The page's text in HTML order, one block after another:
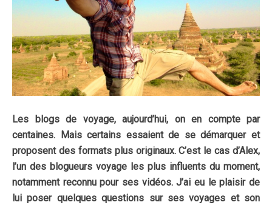
Les blogs de voyage, aujourd’hui, on en compte par
centaines. Mais certains essaient de se démarquer et
proposent des formats plus originaux. C’est le cas d’Alex,
l’un des blogueurs voyage les plus influents du moment,
notamment reconnu pour ses vidéos. J’ai eu le plaisir de
lui poser quelques questions sur ses voyages et son